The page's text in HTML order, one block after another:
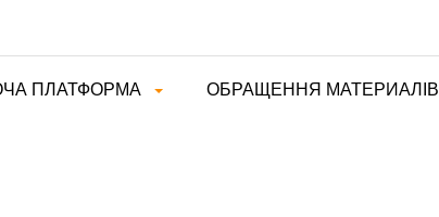
ПЛАТФОРМА ОБРАЩЕННЯ МАТЕРИАЛІВ